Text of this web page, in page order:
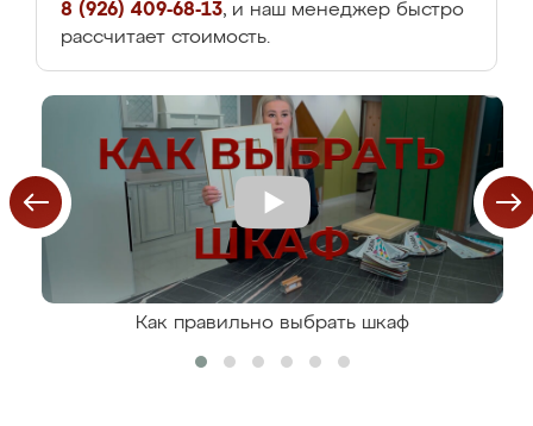
8 (926) 409-68-13, и наш менеджер быстро
рассчитает стоимость.
Как правильно выбрать шкаф